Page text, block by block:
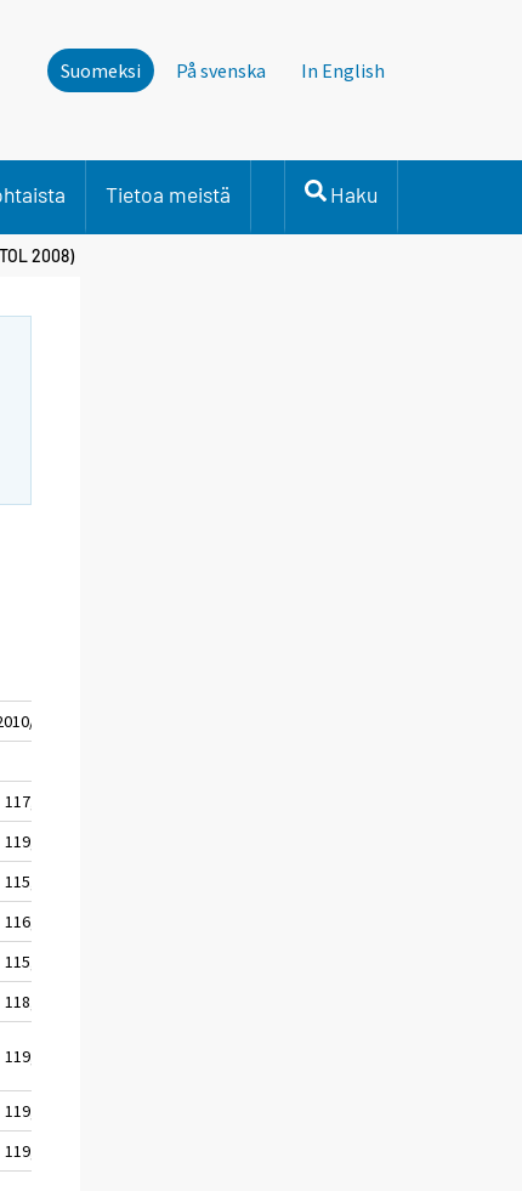
Suomeksi På svenska In English
Tietoa meistä Haku
2008)
1
117,0
119,2
115,8
116,9
115,8
118,1
119,5
119,3
119,7